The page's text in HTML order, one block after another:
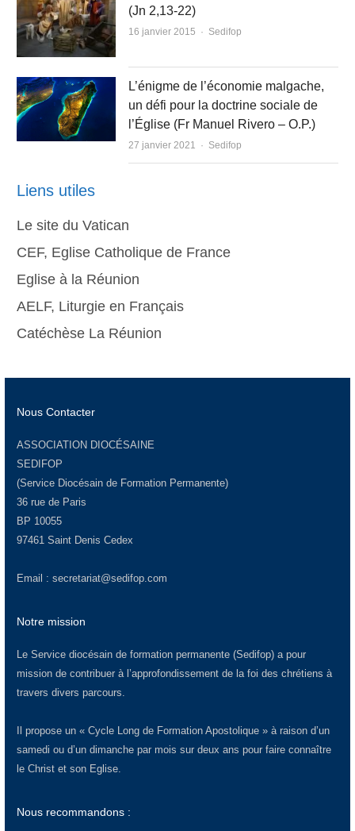
(Jn 2,13-22)
16 janvier 2015 Author
Sedifop
L’énigme de l’économie malgache,
un défi pour la doctrine sociale de
l’Église (Fr Manuel Rivero – O.P.)
27 janvier 2021 Author
Sedifop
Liens utiles
Le site du Vatican
CEF, Eglise Catholique de France
Eglise à la Réunion
AELF, Liturgie en Français
Catéchèse La Réunion
Nous Contacter
ASSOCIATION DIOCÉSAINE
SEDIFOP
(Service Diocésain de Formation Permanente)
36 rue de Paris
BP 10055
97461 Saint Denis Cedex
Email : secretariat@sedifop.com
Notre mission
Le Service diocésain de formation permanente (Sedifop) a pour
mission de contribuer à l’approfondissement de la foi des chrétiens à
travers divers parcours.
Il propose un « Cycle Long de Formation Apostolique » à raison d’un
samedi ou d’un dimanche par mois sur deux ans pour faire connaître
le Christ et son Eglise.
Nous recommandons :